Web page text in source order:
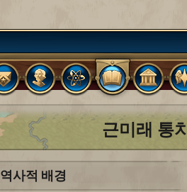
근미래 통치
역사적 배경